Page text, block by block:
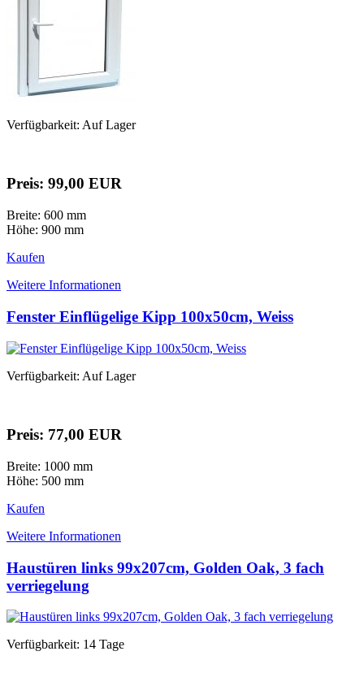
Verfügbarkeit: Auf Lager
Preis: 99,00 EUR
Breite: 600 mm
Höhe: 900 mm
Kaufen
Weitere Informationen
Fenster Einflügelige Kipp 100x50cm, Weiss
Verfügbarkeit: Auf Lager
Preis: 77,00 EUR
Breite: 1000 mm
Höhe: 500 mm
Kaufen
Weitere Informationen
Haustüren links 99x207cm, Golden Oak, 3 fach
verriegelung
Verfügbarkeit: 14 Tage